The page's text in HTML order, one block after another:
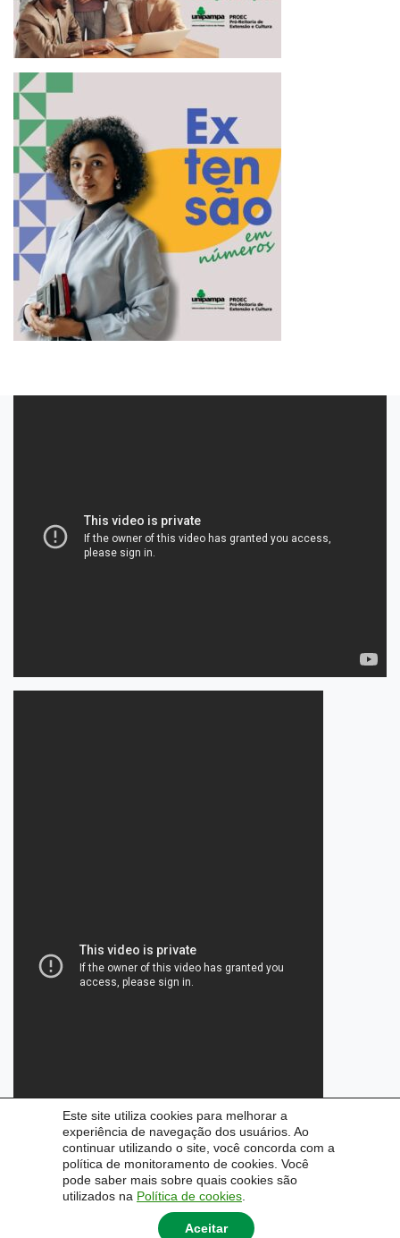
Este site utiliza cookies para melhorar a
experiência de navegação dos usuários. Ao
continuar utilizando o site, você concorda com a
política de monitoramento de cookies. Você
pode saber mais sobre quais cookies são
utilizados na Política de cookies
Aceitar